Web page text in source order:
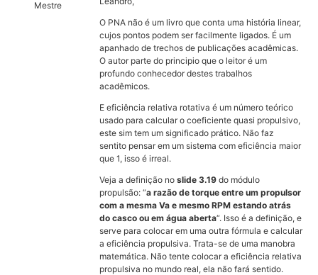
Mestre
O PNA não é um livro que conta uma história linear,
cujos pontos podem ser facilmente ligados. É um
apanhado de trechos de publicações acadêmicas.
O autor parte do principio que o leitor é um
profundo conhecedor destes trabalhos
acadêmicos.
E eficiência relativa rotativa é um número teórico
usado para calcular o coeficiente quasi propulsivo,
este sim tem um significado prático. Não faz
sentito pensar em um sistema com eficiência maior
que 1, isso é irreal.
Veja a definição no slide 3.19 do módulo
propulsão: “a razão de torque entre um propulsor
com a mesma Va e mesmo RPM estando atrás
do casco ou em água aberta“. Isso é a definição, e
serve para colocar em uma outra fórmula e calcular
a eficiência propulsiva. Trata-se de uma manobra
matemática. Não tente colocar a eficiência relativa
propulsiva no mundo real, ela não fará sentido.